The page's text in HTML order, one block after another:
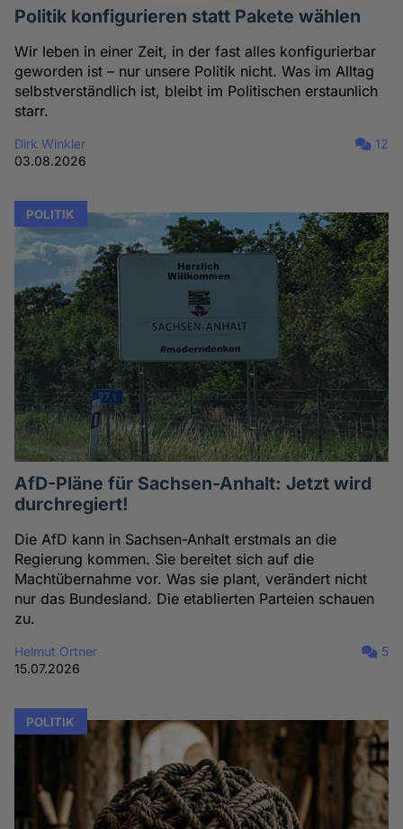
Politik konfigurieren statt Pakete wählen
Wir leben in einer Zeit, in der fast alles konfigurierbar
geworden ist – nur unsere Politik nicht. Was im Alltag
selbstverständlich ist, bleibt im Politischen erstaunlich
starr.
Dirk Winkler
03.08.2026
12
POLITIK
AfD-Pläne für Sachsen-Anhalt: Jetzt wird
durchregiert!
Die AfD kann in Sachsen-Anhalt erstmals an die
Regierung kommen. Sie bereitet sich auf die
Machtübernahme vor. Was sie plant, verändert nicht
nur das Bundesland. Die etablierten Parteien schauen
zu.
Helmut Ortner
15.07.2026
5
POLITIK